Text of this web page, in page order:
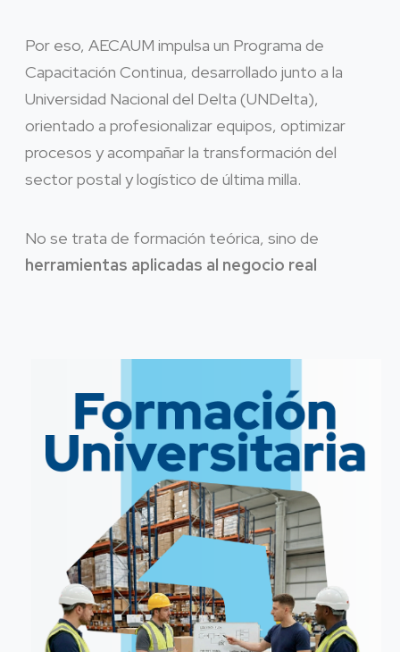
Por eso, AECAUM impulsa un Programa de
Capacitación Continua, desarrollado junto a la
Universidad Nacional del Delta (UNDelta),
orientado a profesionalizar equipos, optimizar
procesos y acompañar la transformación del
sector postal y logístico de última milla.
No se trata de formación teórica, sino de
herramientas aplicadas al negocio real